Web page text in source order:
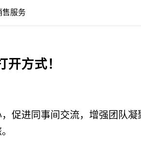
售服务
方式！
促进同事间交流，增强团队凝